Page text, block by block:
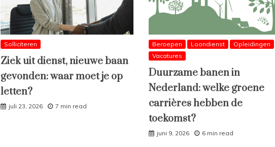
Solliciteren
Ziek uit dienst, nieuwe baan
gevonden: waar moet je op
letten?
juli 23, 2026 7 min read
Beroepen Loondienst
Opleidingen
Vacatures
Duurzame banen in
Nederland: welke groene
carrières hebben de
toekomst?
juni 9, 2026 6 min read